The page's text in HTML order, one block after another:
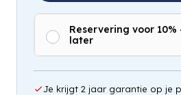
Reservering voor
later
Je krijgt 2 jaar garantie op je